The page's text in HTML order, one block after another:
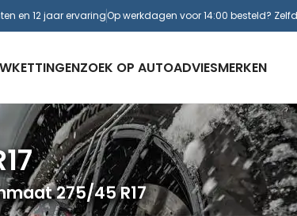
en 12 jaar ervaringOp werkdagen voor 14:00 besteld?
ZOEK OP AUTOADVIESMERKEN
275/45 R17